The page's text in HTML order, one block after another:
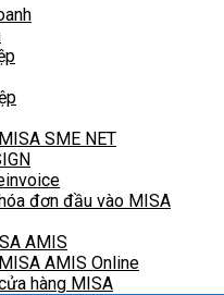
SME NET
đơn đầu vào MISA
AMIS
AMIS Online
hàng MISA